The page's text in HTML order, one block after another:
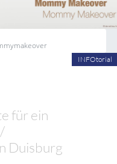
INFOtorial
für ein
Duisburg